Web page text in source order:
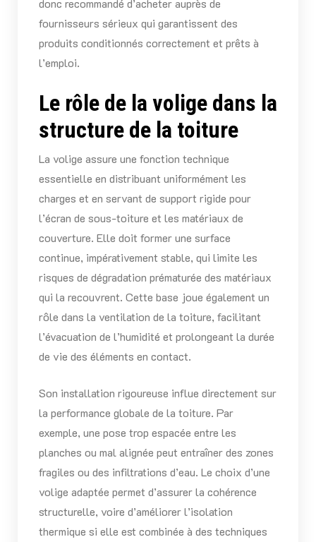
donc recommandé d’acheter auprès de
fournisseurs sérieux qui garantissent des
produits conditionnés correctement et prêts à
l’emploi.
Le rôle de la volige dans la
structure de la toiture
La volige assure une fonction technique
essentielle en distribuant uniformément les
charges et en servant de support rigide pour
l’écran de sous-toiture et les matériaux de
couverture. Elle doit former une surface
continue, impérativement stable, qui limite les
risques de dégradation prématurée des matériaux
qui la recouvrent. Cette base joue également un
rôle dans la ventilation de la toiture, facilitant
l’évacuation de l’humidité et prolongeant la durée
de vie des éléments en contact.
Son installation rigoureuse influe directement sur
la performance globale de la toiture. Par
exemple, une pose trop espacée entre les
planches ou mal alignée peut entraîner des zones
fragiles ou des infiltrations d’eau. Le choix d’une
volige adaptée permet d’assurer la cohérence
structurelle, voire d’améliorer l’isolation
thermique si elle est combinée à des techniques